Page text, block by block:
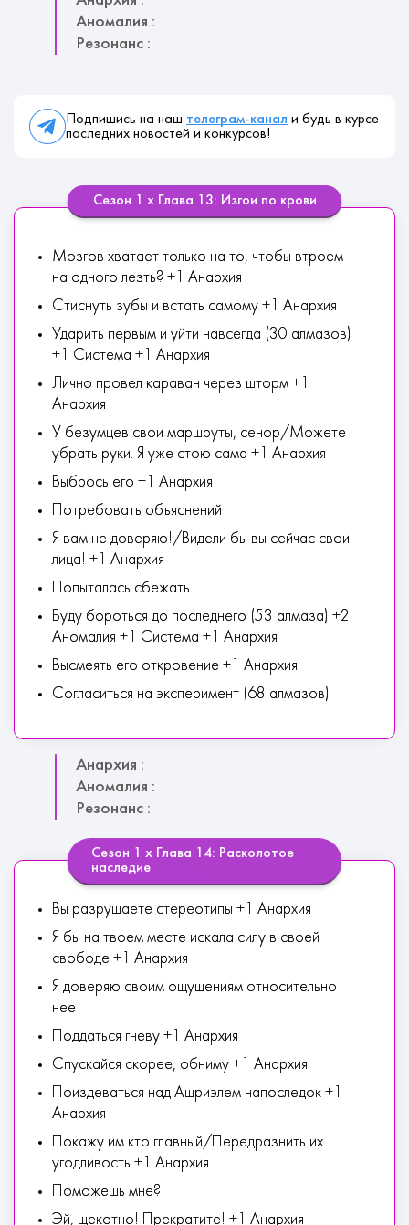
Аномалия :
Резонанс :
Подпишись на наш телеграм-канал и будь в курсе
последних новостей и конкурсов!
Сезон 1 х Глава 13: Изгои по крови
Мозгов хватает только на то, чтобы втроем
на одного лезть? +1 Анархия
Стиснуть зубы и встать самому +1 Анархия
Ударить первым и уйти навсегда (30 алмазов)
+1 Система +1 Анархия
Лично провел караван через шторм +1
Анархия
У безумцев свои маршруты, сенор/Можете
убрать руки. Я уже стою сама +1 Анархия
Выбрось его +1 Анархия
Потребовать объяснений
Я вам не доверяю!/Видели бы вы сейчас свои
лица! +1 Анархия
Попыталась сбежать
Буду бороться до последнего (53 алмаза) +2
Аномалия +1 Система +1 Анархия
Высмеять его откровение +1 Анархия
Согласиться на эксперимент (68 алмазов)
Анархия :
Аномалия :
Резонанс :
Сезон 1 х Глава 14: Расколотое
наследие
Вы разрушаете стереотипы +1 Анархия
Я бы на твоем месте искала силу в своей
свободе +1 Анархия
Я доверяю своим ощущениям относительно
нее
Поддаться гневу +1 Анархия
Спускайся скорее, обниму +1 Анархия
Поиздеваться над Ашриэлем напоследок +1
Анархия
Покажу им кто главный/Передразнить их
угодливость +1 Анархия
Поможешь мне?
Эй, щекотно! Прекратите! +1 Анархия